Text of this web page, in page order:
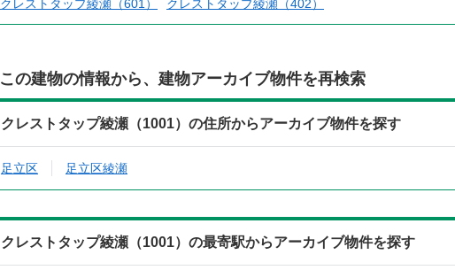
クレストタップ綾瀬（601）
クレストタップ綾瀬（402）
この建物の情報から、建物アーカイブ物件を再検索
クレストタップ綾瀬（1001）の住所からアーカイブ物件を探す
足立区 足立区綾瀬
クレストタップ綾瀬（1001）の最寄駅からアーカイブ物件を探す